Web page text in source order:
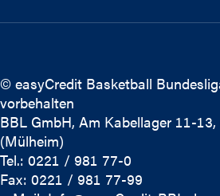
© easyCredit Basketball
vorbehalten
BBL GmbH, Am Kabellager 11-
(Mülheim)
Tel.: 0221 / 981 77-0
Fax: 0221 / 981 77-99